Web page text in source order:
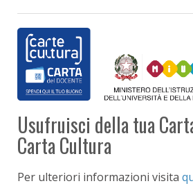
Usufruisci della tua
Carta Cultura
Per ulteriori informazioni visita